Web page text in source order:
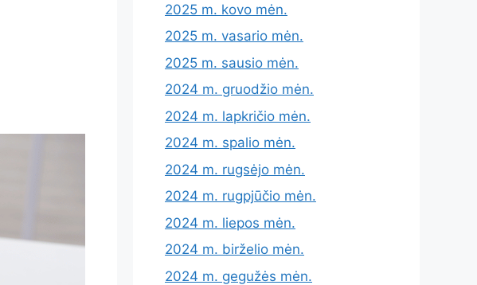
2025 m. kovo mėn.
2025 m. vasario mėn.
2025 m. sausio mėn.
2024 m. gruodžio mėn.
2024 m. lapkričio mėn.
2024 m. spalio mėn.
2024 m. rugsėjo mėn.
2024 m. rugpjūčio mėn.
2024 m. liepos mėn.
2024 m. birželio mėn.
2024 m. gegužės mėn.